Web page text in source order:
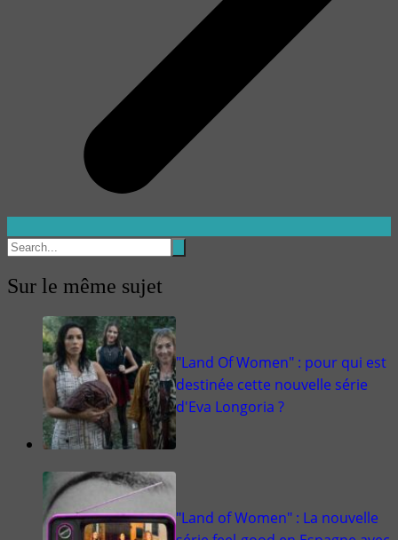
Sur le même sujet
"Land Of Women" : pour qui est
destinée cette nouvelle série
d'Eva Longoria ?
"Land of Women" : La nouvelle